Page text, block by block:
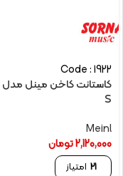
Code : 1922
S
Meinl
2,120,000تومان
21 امتیاز